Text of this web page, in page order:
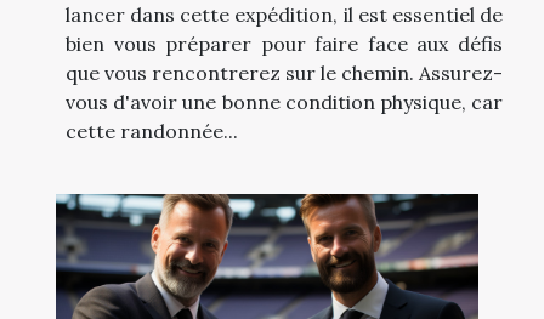
lancer dans cette expédition, il est essentiel de
bien vous préparer pour faire face aux défis
que vous rencontrerez sur le chemin. Assurez-
vous d'avoir une bonne condition physique, car
cette randonnée...